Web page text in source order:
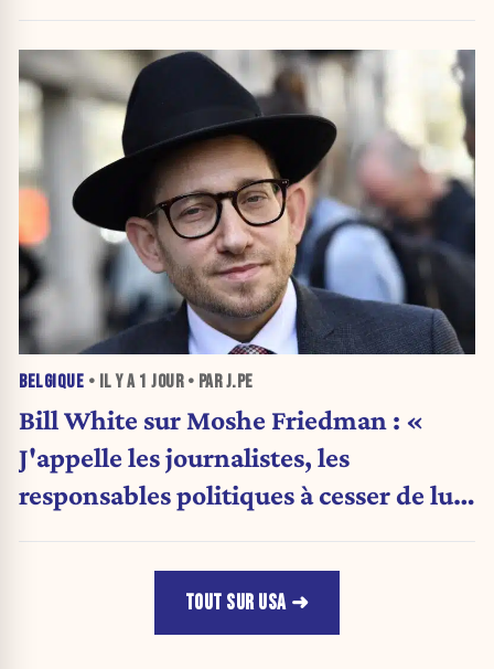
BELGIQUE • IL Y A 1 JOUR• PAR J.PE
Bill White sur Moshe Friedman : «
J'appelle les journalistes, les
responsables politiques à cesser de lui
TOUT SUR USA